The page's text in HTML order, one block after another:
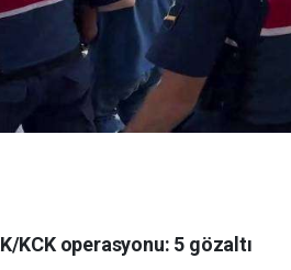
KCK operasyonu: 5 gözaltı